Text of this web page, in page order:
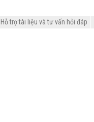
trợ tài liệu và tư vấn hỏi đáp